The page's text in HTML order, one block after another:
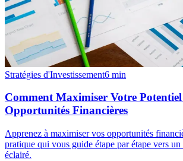
Stratégies d'Investissement6 min
Comment Maximiser Votre Potentiel
Opportunités Financières
Apprenez à maximiser vos opportunités
pratique qui vous guide étape par étape vers un
éclairé.